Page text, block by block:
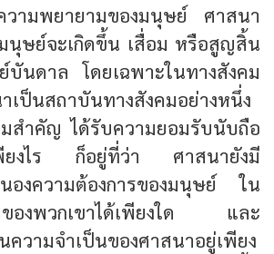
วามพยายามของมนุษย์ ศาสนา
มนุษย์จะเกิดขึ้น เสื่อม หรือสูญสิ้น
นดาล โดยเฉพาะในทางสังคม
เป็นสถาบันทางสังคมอย่างหนึ่ง
สำคัญ ได้รับความยอมรับนับถือ
ยงไร ก็อยู่ที่ว่า ศาสนายังมี
องความต้องการของมนุษย์ ใน
ของพวกเขาได้เพียงใด และ
ความจำเป็นของศาสนาอยู่เพียง